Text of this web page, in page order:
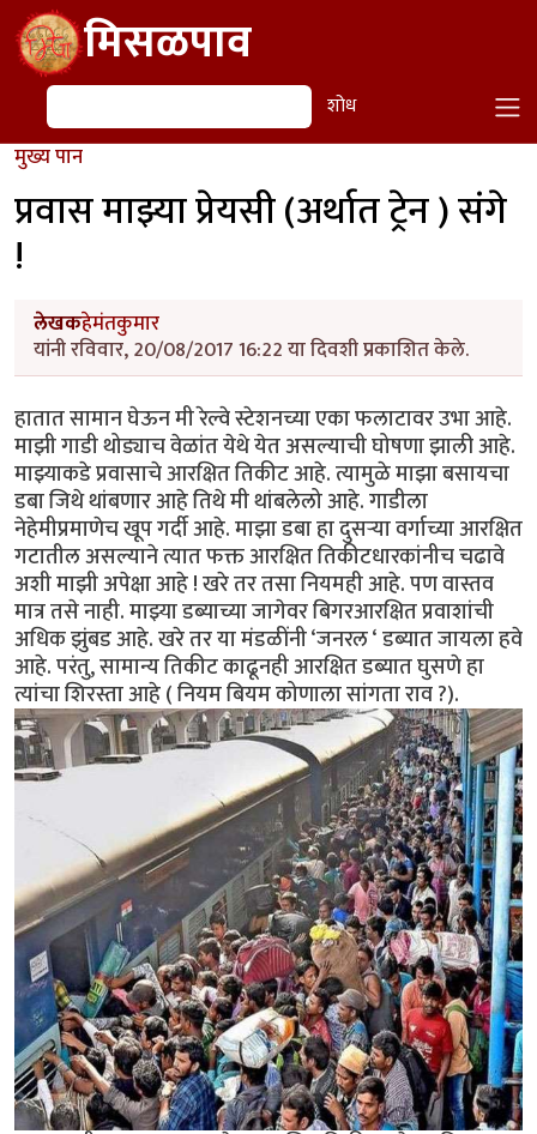
Skip to main contentमिसळपाव
शोध शोध
मुख्य पान
प्रवास माझ्या प्रेयसी (अर्थात ट्रेन ) संगे
!
लेखकहेमंतकुमार
यांनी रविवार, 20/08/2017 16:22 या दिवशी प्रकाशित केले.
हातात सामान घेऊन मी रेल्वे स्टेशनच्या एका फलाटावर उभा आहे.
माझी गाडी थोड्याच वेळांत येथे येत असल्याची घोषणा झाली आहे.
माझ्याकडे प्रवासाचे आरक्षित तिकीट आहे. त्यामुळे माझा बसायचा
डबा जिथे थांबणार आहे तिथे मी थांबलेलो आहे. गाडीला
नेहेमीप्रमाणेच खूप गर्दी आहे. माझा डबा हा दुसऱ्या वर्गाच्या आरक्षित
गटातील असल्याने त्यात फक्त आरक्षित तिकीटधारकांनीच चढावे
अशी माझी अपेक्षा आहे ! खरे तर तसा नियमही आहे. पण वास्तव
मात्र तसे नाही. माझ्या डब्याच्या जागेवर बिगरआरक्षित प्रवाशांची
अधिक झुंबड आहे. खरे तर या मंडळींनी ‘जनरल ‘ डब्यात जायला हवे
आहे. परंतु, सामान्य तिकीट काढूनही आरक्षित डब्यात घुसणे हा
त्यांचा शिरस्ता आहे ( नियम बियम कोणाला सांगता राव ?).